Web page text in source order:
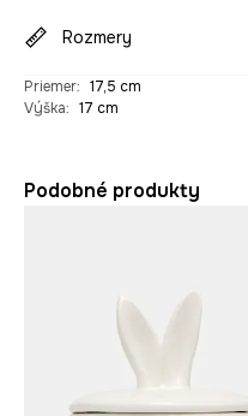
Rozmery
Priemer: 17,5 cm
Výška: 17 cm
Podobné produkty